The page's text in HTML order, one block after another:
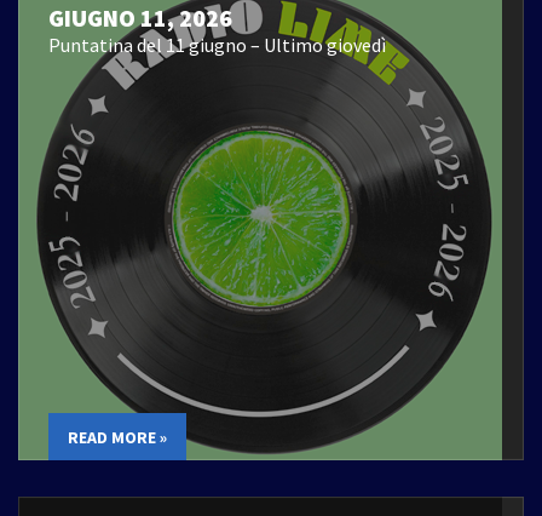
GIUGNO 11, 2026
Puntatina del 11 giugno – Ultimo giovedì
READ MORE »